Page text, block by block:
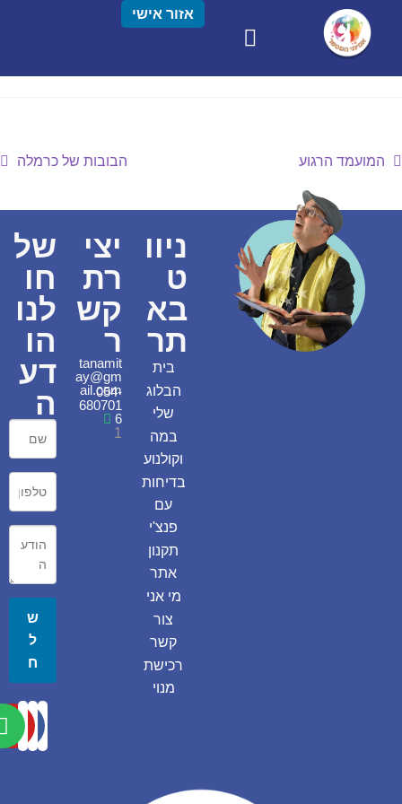
אזור אישי
המועמד הרגוע הבובות של כרמלה
ניוו
ט
בא
תר
בית
הבלוג
שלי
במה
וקולנוע
בדיחות
עם
פנצ'י
תקנון
אתר
מי אני
צור
קשר
רכישת
מנוי
יצי
רת
קש
ר
tanamit
ay@gm
ail.com
054-
680701
6
1
של
חו
לנו
הו
דע
ה
ש
ל
ח